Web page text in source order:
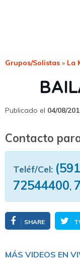
Grupos/Solistas » La
Publicado el 04/08/
Contacto
Teléf/Cel:
72544400,
SHARE
MÁS VIDEOS EN